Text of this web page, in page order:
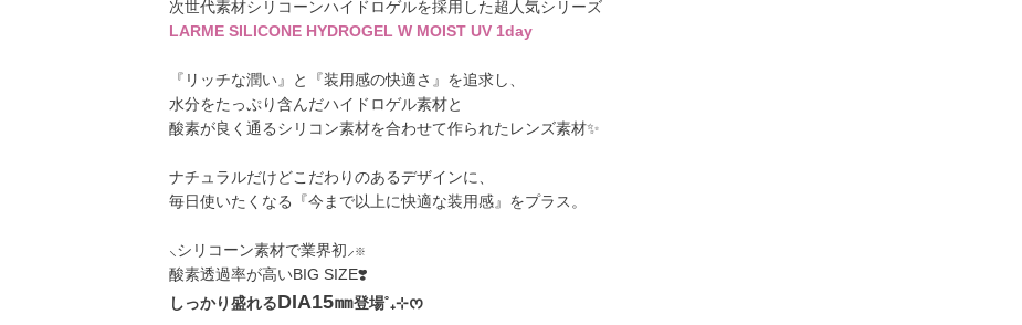
次世代素材シリコーンハイドロゲルを採用した超人気シリーズ
LARME SILICONE HYDROGEL W MOIST UV 1day
『リッチな潤い』と『装用感の快適さ』を追求し、
水分をたっぷり含んだハイドロゲル素材と
酸素が良く通るシリコン素材を合わせて作られたレンズ素材✨
ナチュラルだけどこだわりのあるデザインに、
毎日使いたくなる『今まで以上に快適な装用感』をプラス。
⸜シリコーン素材で業界初⸝※
酸素透過率が高いBIG SIZE❣️
しっかり盛れるDIA15㎜登場˚₊⊹ᰔ